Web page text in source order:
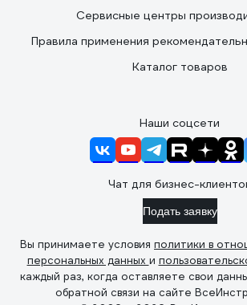
Сервисные центры
Правила применения
Каталог товаров
Наши соцсети
Чат для бизнес-
Подать заявку
Вы принимаете условия политики в
персональных данных и
каждый раз, когда оставляете свои
обратной связи на сайте